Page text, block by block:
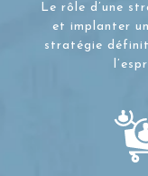
Le rôle d’une
et implanter
stratégie définit